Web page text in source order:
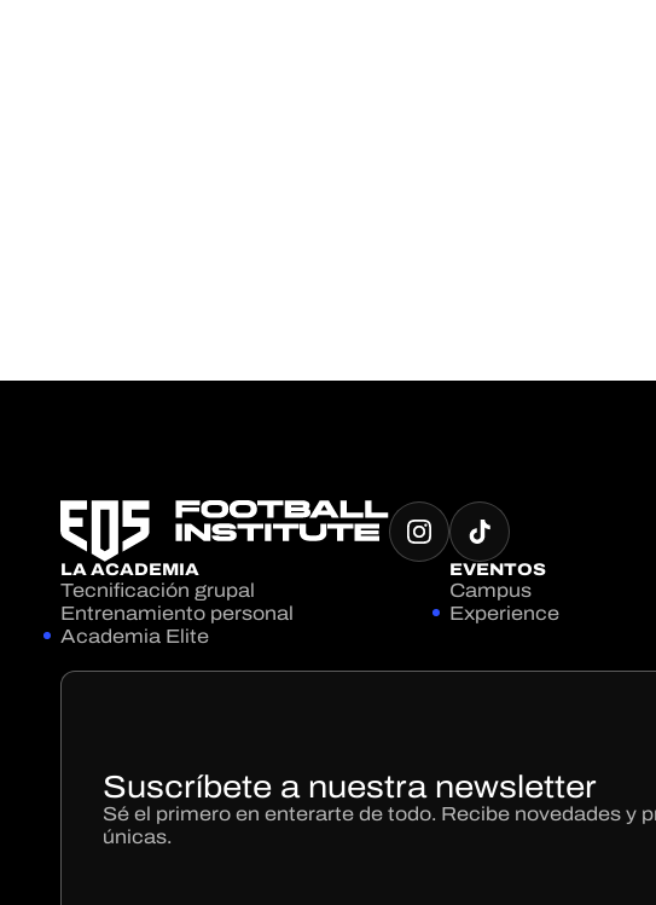
LA ACADEMIA
Tecnificación grupal
Entrenamiento personal
Academia Elite
EVENTOS
Campus
Experience
Suscríbete a nuestra newsletter
Sé el primero en enterarte de todo. Recibe novedades y
únicas.